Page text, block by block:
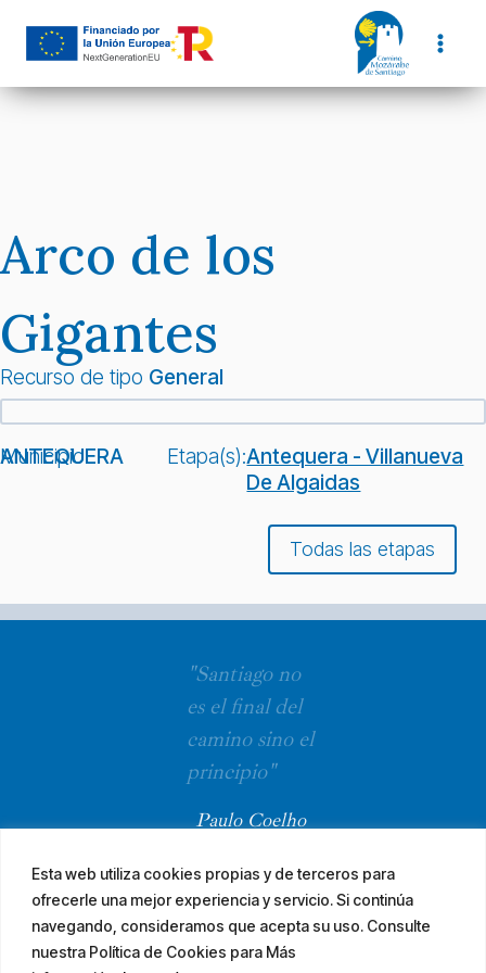
Esta web utiliza cookies propias y de terceros para
ofrecerle una mejor experiencia y servicio. Si continúa
navegando, consideramos que acepta su uso. Consulte
nuestra Política de Cookies para Más
Arco de los
Gigantes
Recurso de tipo General
Municipio:
ANTEQUERA Etapa(s):Antequera - Villanueva
De Algaidas
Todas las etapas
"Santiago no
es el final del
camino sino el
principio"
Paulo Coelho